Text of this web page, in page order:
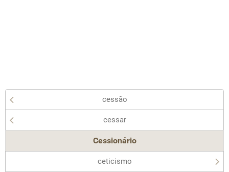
cessão
cessar
Cessionário
ceticismo